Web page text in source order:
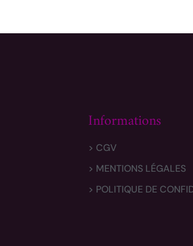
Informations
> CGV
> MENTIONS LÉGALES
> POLITIQUE DE